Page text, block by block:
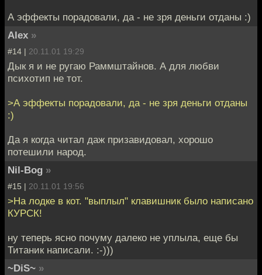
А эффекты порадовали, да - не зря деньги отданы :)
Alex »
#14 | 20.11.01 19:29
Дык я и не ругаю Раммштайнов. А для любви
психотип не тот.
>А эффекты порадовали, да - не зря деньги отданы
:)
Да я когда читал даж призавидовал, хорошо
потешили народ.
Nil-Bog »
#15 | 20.11.01 19:56
>На лодке в кот. "выплыл" клавишник было написано
КУРСК!
ну теперь ясно почуму далеко не уплыла, еще бы
Титаник написали. :-)))
~DiS~ »